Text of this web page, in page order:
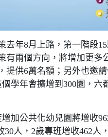
年8月上路，第一階段
有兩個方向，將增加更多
提供6萬名額；另外也邀
學年會擴增到300園，
加公共化幼兒園將增收
人，2歲專班增收462人